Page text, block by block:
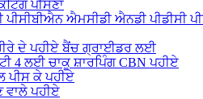
ਪੀਸਣਾ
ਪੀਸੀਬੀਐਨ ਐਮਸੀਡੀ ਐਨਡੀ ਪੀਡੀਸੀ
ਦੇ ਪਹੀਏ ਬੈਂਚ ਗ੍ਰਾਈਡਰ ਲਈ
4 ਲਈ ਚਾਕੂ ਸ਼ਾਰਪਿੰਗ CBN ਪਹੀਏ
ਪੀਸ ਕੇ ਪਹੀਏ
ਵਾਲੇ ਪਹੀਏ